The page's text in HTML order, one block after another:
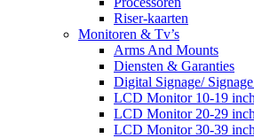
Riser-kaarten
Monitoren & Tv’s
Arms And Mounts
Diensten & Garanties
Digital Signage/
LCD Monitor 10-19 inch
LCD Monitor 20-29 inch
LCD Monitor 30-39 inch